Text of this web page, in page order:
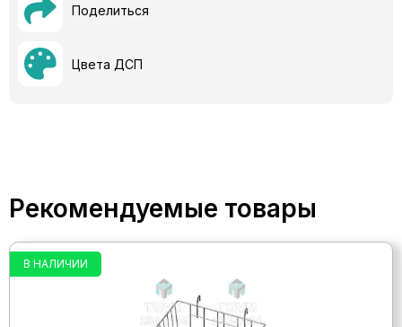
Поделиться
Цвета ДСП
Рекомендуемые товары
В НАЛИЧИИ